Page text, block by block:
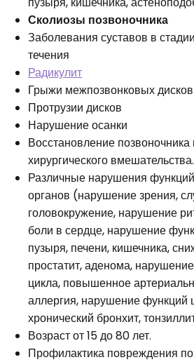
Сколиозы позвоночника
Заболевания суставов в
течения
Радикулит
Грыжи межпозвонковых дисков
Протрузии дисков
Нарушение осанки
Восстановление
хирургического вмешательства.
Различные нарушения
органов (нарушение зрения,
головокружение, нарушение
боли в сердце, нарушение
пузыря, печени, кишечника,
простатит, аденома,
цикла, повышенное
аллергия, нарушение
хронический бронхит,
Возраст от 15 до 80 лет.
Профилактика повреждения